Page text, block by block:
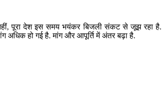
पूरा देश इस समय भयंकर बिजली संकट से जूझ रहा है.
अधिक हो गई है. मांग और आपूर्ति में अंतर बढ़ा है.